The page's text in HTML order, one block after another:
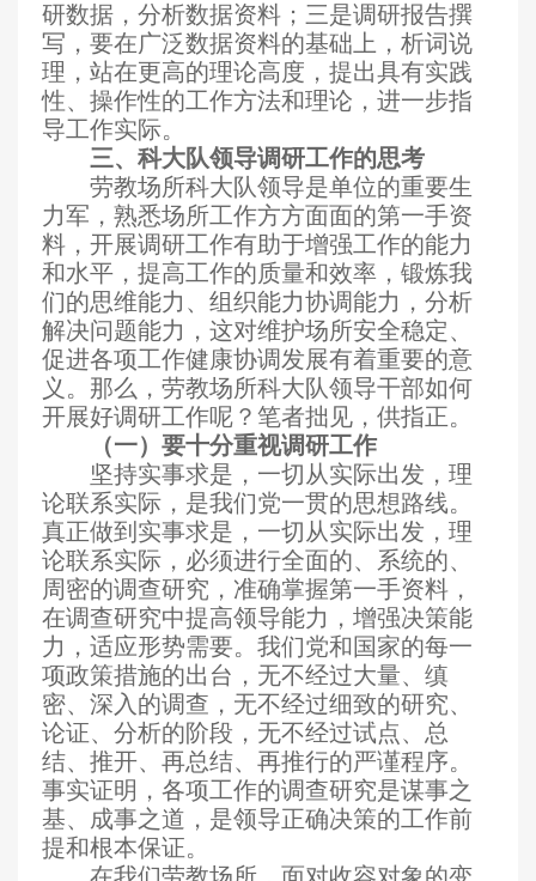
研数据，分析数据资料；三是调研报告撰
写，要在广泛数据资料的基础上，析词说
理，站在更高的理论高度，提出具有实践
性、操作性的工作方法和理论，进一步指
导工作实际。
三、科大队领导调研工作的思考
劳教场所科大队领导是单位的重要生
力军，熟悉场所工作方方面面的第一手资
料，开展调研工作有助于增强工作的能力
和水平，提高工作的质量和效率，锻炼我
们的思维能力、组织能力协调能力，分析
解决问题能力，这对维护场所安全稳定、
促进各项工作健康协调发展有着重要的意
义。那么，劳教场所科大队领导干部如何
开展好调研工作呢？笔者拙见，供指正。
（一）要十分重视调研工作
坚持实事求是，一切从实际出发，理
论联系实际，是我们党一贯的思想路线。
真正做到实事求是，一切从实际出发，理
论联系实际，必须进行全面的、系统的、
周密的调查研究，准确掌握第一手资料，
在调查研究中提高领导能力，增强决策能
力，适应形势需要。我们党和国家的每一
项政策措施的出台，无不经过大量、缜
密、深入的调查，无不经过细致的研究、
论证、分析的阶段，无不经过试点、总
结、推开、再总结、再推行的严谨程序。
事实证明，各项工作的调查研究是谋事之
基、成事之道，是领导正确决策的工作前
提和根本保证。